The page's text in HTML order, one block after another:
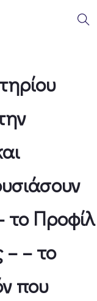
το Προφίλ
– – το
που